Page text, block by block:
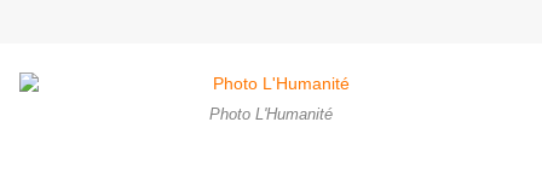
Photo L'Humanité